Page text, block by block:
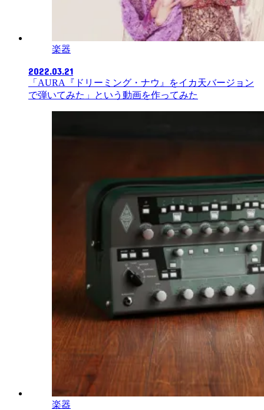
楽器
2022.03.21
「AURA『ドリーミング・ナウ』をイカ天バージョン
で弾いてみた」という動画を作ってみた
楽器